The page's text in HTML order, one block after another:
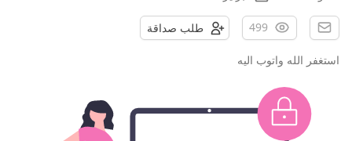
499 طلب صداقة
استغفر الله واتوب اليه